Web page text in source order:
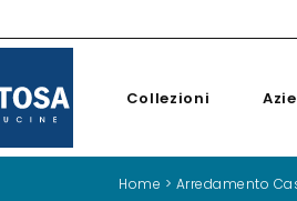
Collezioni
Home > Arredamento